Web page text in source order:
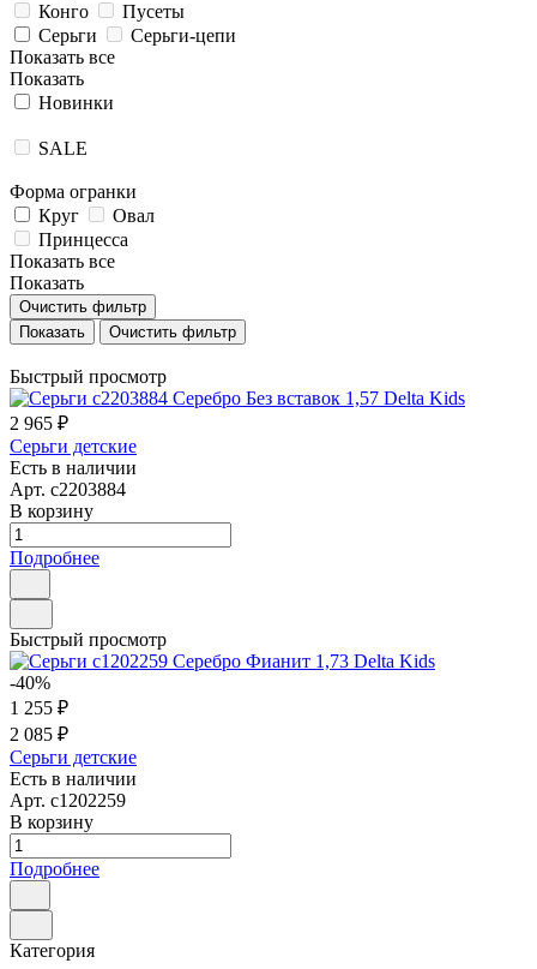
Конго
Пусеты
Серьги
Серьги-цепи
Показать все
Показать
Новинки
SALE
Форма огранки
Круг
Овал
Принцесса
Показать все
Показать
Очистить фильтр
Очистить фильтр
Быстрый просмотр
2 965 ₽
Серьги детские
Есть в наличии
Арт. с2203884
В корзину
Подробнее
Быстрый просмотр
-40%
1 255 ₽
2 085 ₽
Серьги детские
Есть в наличии
Арт. с1202259
В корзину
Подробнее
Категория